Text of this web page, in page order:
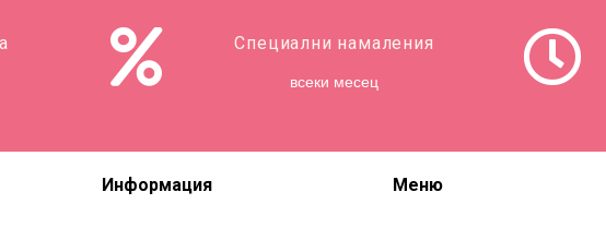
Специални намаления
всеки месец
Информация Меню